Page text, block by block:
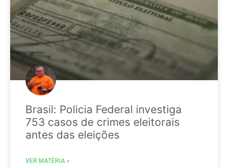
Brasil: Policia Federal investiga
753 casos de crimes eleitorais
antes das eleições
VER MATÉRIA »